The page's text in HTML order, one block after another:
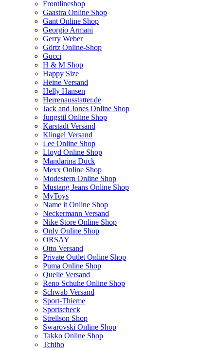
Frontlineshop
Gaastra Online Shop
Gant Online Shop
Georgio Armani
Gerry Weber
Görtz Online-Shop
Gucci
H & M Shop
Happy Size
Heine Versand
Helly Hansen
Herrenausstatter.de
Jack and Jones Online Shop
Jungstil Online Shop
Karstadt Versand
Klingel Versand
Lee Online Shop
Lloyd Online Shop
Mandarina Duck
Mexx Online Shop
Modestern Online Shop
Mustang Jeans Online Shop
MyToys
Name it Online Shop
Neckermann Versand
Nike Store Online Shop
Only Online Shop
ORSAY
Otto Versand
Private Outlet Online Shop
Puma Online Shop
Quelle Versand
Reno Schuhe Online Shop
Schwab Versand
Sport-Thieme
Sportscheck
Strellson Shop
Swarovski Online Shop
Takko Online Shop
Tchibo